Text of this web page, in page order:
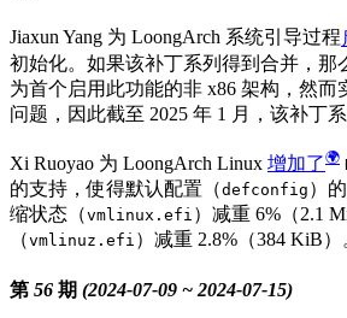
Jiaxun Yang 为 LoongArch 系统引导过程
初始化。如果该补丁系列得到合并，那
为首个启用此功能的非 x86 架构，然而
问题，因此截至 2025 年 1 月，该补丁
Xi Ruoyao 为 LoongArch Linux 增加了
的支持，使得默认配置（defconfig ）
缩状态（vmlinux.efi ）减重 6%（2.1
（vmlinuz.efi ）减重 2.8%（384 KiB）
第 56 期 (2024-07-09 ~ 2024-07-15)